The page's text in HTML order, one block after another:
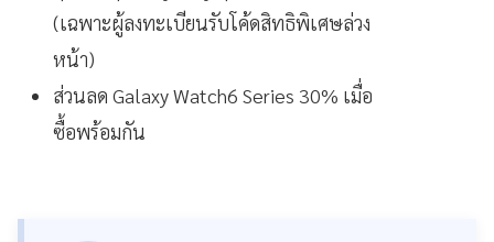
(เฉพาะผู้ลงทะเบียนรับโค้ดสิทธิพิเศษล่วง
หน้า)
ส่วนลด Galaxy Watch6 Series 30% เมื่อ
ซื้อพร้อมกัน